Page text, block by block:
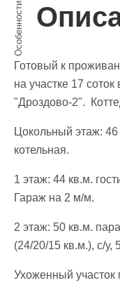
Особенности
Готовый к
на участке 17
"Дроздово-2".
Цокольный этаж:
котельная.
1 этаж: 44 кв.м.
Гараж на 2 м/м.
2 этаж: 50 кв.м.
(24/20/15 кв.м.), с/у,
Ухоженный